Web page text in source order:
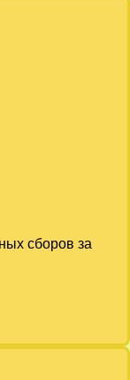
сборов за